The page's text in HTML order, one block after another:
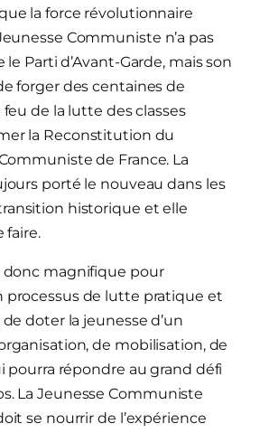
la force révolutionnaire
Communiste n’a pas
Parti d’Avant-Garde, mais son
forger des centaines de
feu de la lutte des classes
la Reconstitution du
de France. La
porté le nouveau dans les
historique et elle
faire.
donc magnifique pour
processus de lutte pratique et
doter la jeunesse d’un
de mobilisation, de
pourra répondre au grand défi
La Jeunesse Communiste
se nourrir de l’expérience